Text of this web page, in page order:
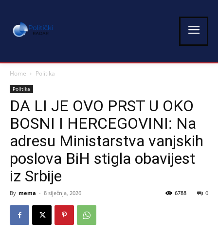
Home Politika
Politika
DA LI JE OVO PRST U OKO
BOSNI I HERCEGOVINI: Na
adresu Ministarstva vanjskih
poslova BiH stigla obavijest
iz Srbije
By mema - 8 siječnja, 2026 0
6788